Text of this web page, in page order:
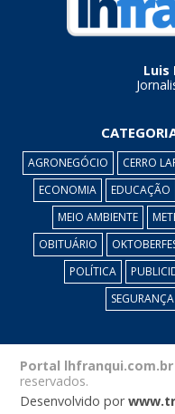
Luis
AGRONEGÓCIO CERRO
ECONOMIA
EDUCAÇÃO
MEIO AMBIENTE
OBITUÁRIO
POLÍTICA
Portal lhfranqui.com.br
reservados.
Desenvolvido por